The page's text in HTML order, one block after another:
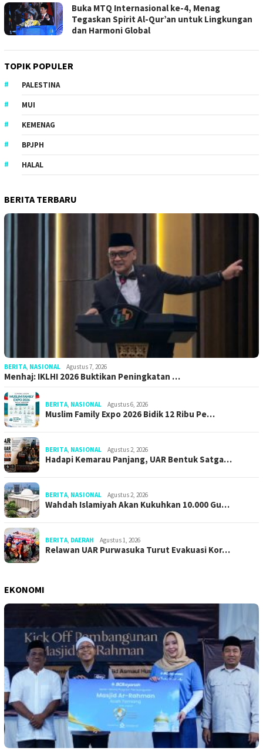
Buka MTQ Internasional ke-4, Menag
Tegaskan Spirit Al-Qur’an untuk Lingkungan
dan Harmoni Global
TOPIK POPULER
PALESTINA
MUI
KEMENAG
BPJPH
HALAL
BERITA TERBARU
BERITA NASIONAL Agustus 7, 2026
Menhaj: IKLHI 2026 Buktikan Peningkatan …
BERITA NASIONAL Agustus 6, 2026
Muslim Family Expo 2026 Bidik 12 Ribu Pe…
BERITA NASIONAL Agustus 2, 2026
Hadapi Kemarau Panjang, UAR Bentuk Satga…
BERITA NASIONAL Agustus 2, 2026
Wahdah Islamiyah Akan Kukuhkan 10.000 Gu…
BERITA DAERAH Agustus 1, 2026
Relawan UAR Purwasuka Turut Evakuasi Kor…
EKONOMI